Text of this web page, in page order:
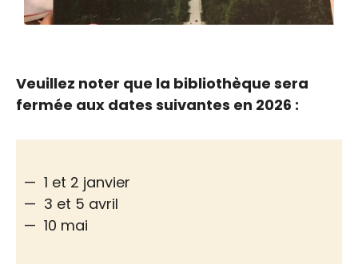
Veuillez noter que la bibliothèque sera
fermée aux dates suivantes en 2026 :
1 et 2 janvier
3 et 5 avril
10 mai